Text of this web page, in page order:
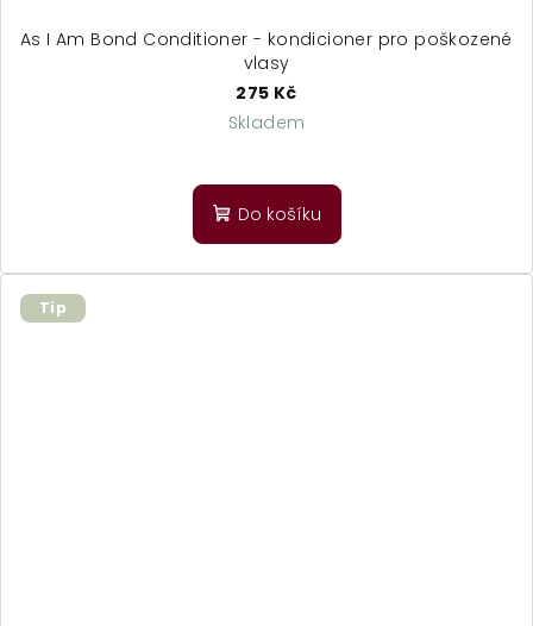
As I Am Bond Conditioner - kondicioner pro poškozené
vlasy
275 Kč
Skladem
Do košíku
Tip